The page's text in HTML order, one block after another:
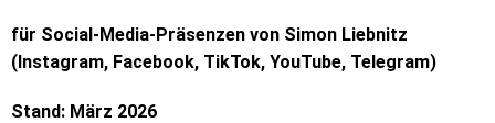
für Social-Media-Präsenzen von Simon Liebnitz
(Instagram, Facebook, TikTok, YouTube, Telegram)
Stand: März 2026